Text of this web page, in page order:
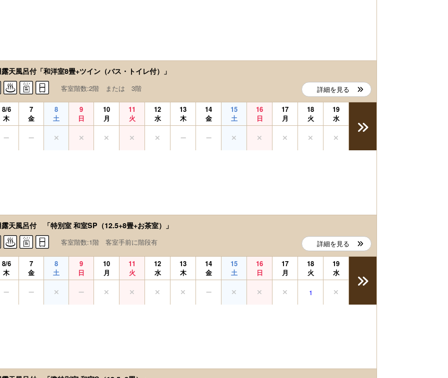
天風呂付「和洋室8畳+ツイン（バス・トイレ付）」
客室階数:2階 または 3階 詳細を見る
8/6
木
7
金
8
土
9
日
10
月
11
火
12
水
13
木
14
金
15
土
16
日
17
月
18
火
19
水
天風呂付 「特別室 和室SP（12.5+8畳+お茶室）」
客室階数:1階 客室手前に階段有 詳細を見る
8/6
木
7
金
8
土
9
日
10
月
11
火
12
水
13
木
14
金
15
土
16
日
17
月
18
火
19
水
1